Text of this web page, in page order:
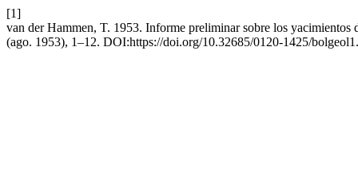
[1]
van der Hammen, T. 1953. Informe preliminar sobre los
(ago. 1953), 1–12. DOI:https://doi.org/10.32685/0120-1425/